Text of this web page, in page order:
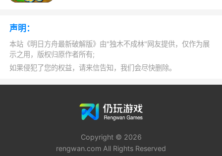
的故事发生在末日废土世界
4、不同性格的女孩具有独特的对抗恶魔的
能力
总的来说，游戏挺不错的，包括精英系统和
方，比如龙门币总是不足，可不可以把龙门币本
声明：
本站《明日方舟最新破解版》由"独木不成林"网友提供，仅作为展
示之用，版权归原作者所有;
如果侵犯了您的权益，请来信告知，我们会尽快删除。
Copyright © 2026
rengwan.com All Rights Reserved